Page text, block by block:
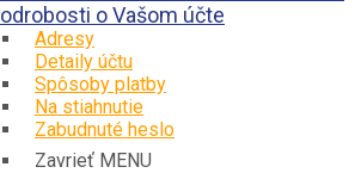
o Vašom účte
Adresy
Detaily účtu
Spôsoby platby
Na stiahnutie
Zabudnuté heslo
Zavrieť MENU